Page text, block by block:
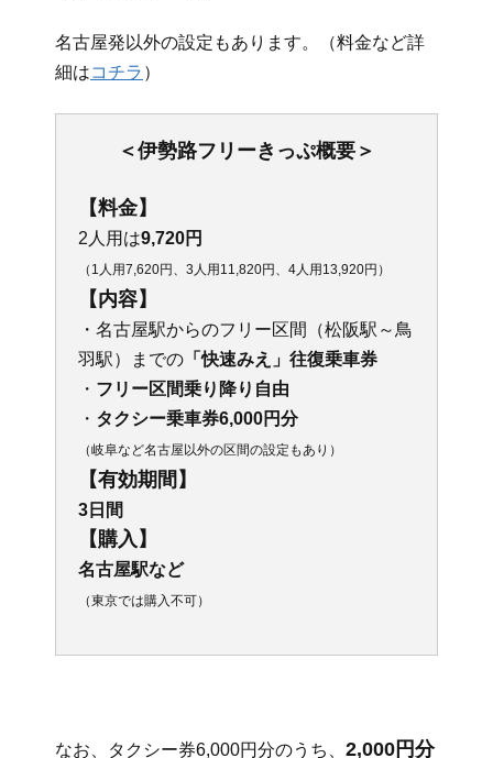
名古屋発以外の設定もあります。（料金など詳
細はコチラ ）
＜伊勢路フリーきっぷ概要＞
【料金】
2人用は9,720円
（1人用7,620円、3人用11,820円、4人用13,920円）
【内容】
・名古屋駅からのフリー区間（松阪駅～鳥
羽駅）までの 「快速みえ」往復乗車券
・ フリー区間乗り降り自由
・ タクシー乗車券6,000円分
（岐阜など名古屋以外の区間の設定もあり）
【有効期間】
3日間
【購入】
名古屋駅など
（東京では購入不可）
なお、タクシー券6,000円分のうち、 2,000円分